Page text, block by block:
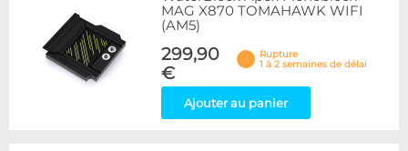
MAG X870 TOMAHAWK WIFI
(AM5)
299,90
€
Rupture
1 à 2 semaines de délai
Ajouter au panier